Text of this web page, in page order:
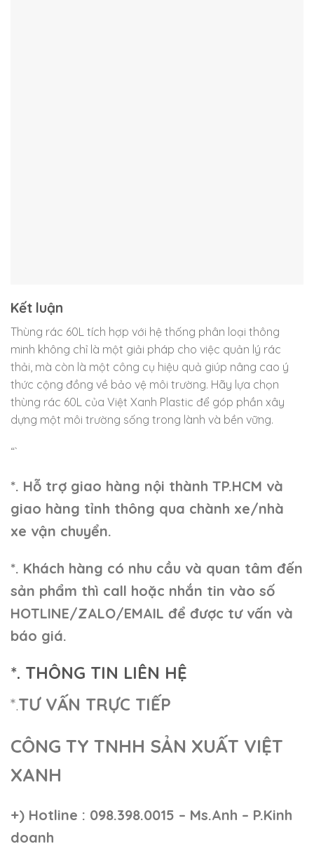
Kết luận
Thùng rác 60L tích hợp với hệ thống phân loại thông
minh không chỉ là một giải pháp cho việc quản lý rác
thải, mà còn là một công cụ hiệu quả giúp nâng cao ý
thức cộng đồng về bảo vệ môi trường. Hãy lựa chọn
thùng rác 60L của Việt Xanh Plastic để góp phần xây
dựng một môi trường sống trong lành và bền vững.
“`
*. Hỗ trợ giao hàng nội thành TP.HCM và
giao hàng tỉnh thông qua chành xe/nhà
xe vận chuyển.
*. Khách hàng có nhu cầu và quan tâm đến
sản phẩm thì call hoặc nhắn tin vào số
HOTLINE/ZALO/EMAIL để được tư vấn và
báo giá.
*. THÔNG TIN LIÊN HỆ
*.TƯ VẤN TRỰC TIẾP
CÔNG TY TNHH SẢN XUẤT VIỆT
XANH
+) Hotline : 098.398.0015 – Ms.Anh – P.Kinh
doanh